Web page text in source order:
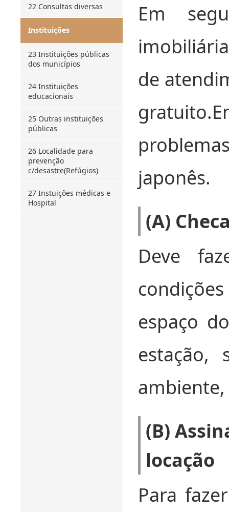
22 Consultas diversas
Instituições
23 Instituições públicas
dos municípios
24 Instituições
educacionais
25 Outras instituições
públicas
26 Localidade para
prevenção
c/desastre(Refúgios)
27 Instuições médicas e
Hospital
Em
de
japonês.
(A)
Deve
espaço
estação,
(B)
locação
Para